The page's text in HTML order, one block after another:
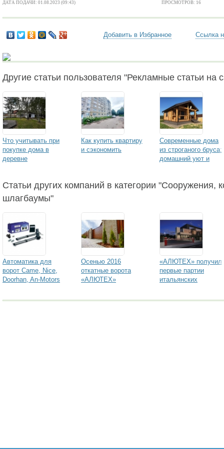
ДАТА ПОДАЧИ: 01.08.2023 (09:43) ПРОСМОТРОВ: 16
Добавить в Избранное Ссылка
Другие статьи пользователя "Рекламные статьи на
Что учитывать при
покупке дома в
деревне
Как купить квартиру
и сэкономить
Современные дома
из строганого бруса:
домашний уют и
Статьи других компаний в категории "Сооружения,
шлагбаумы"
Автоматика для
ворот Came, Nice,
Doorhan, An-Motors
Осенью 2016
откатные ворота
«АЛЮТЕХ»
«АЛЮТЕХ» получил
первые партии
итальянских